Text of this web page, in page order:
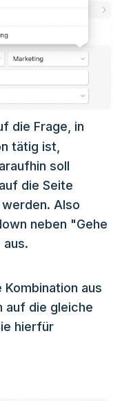
die Frage, in
tätig ist,
soll
die Seite
Also
neben "Gehe
aus
auf die gleiche
hierfür